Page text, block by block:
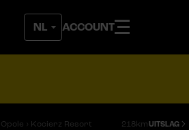
ACCOUNT
Opole › Kocierz Resort 218kmUITSLAG